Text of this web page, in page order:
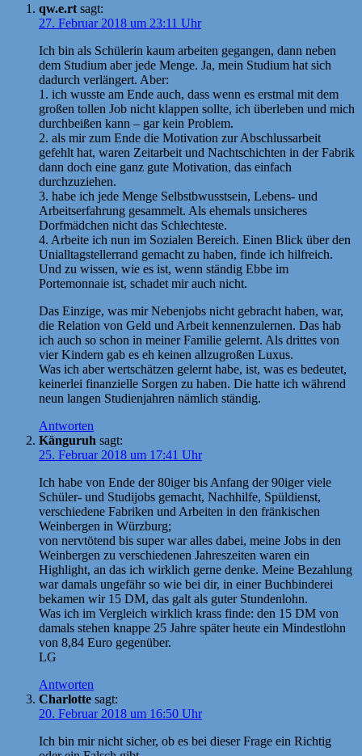
qw.e.rt sagt:
27. Februar 2018 um 23:11 Uhr
Ich bin als Schülerin kaum arbeiten gegangen, dann neben
dem Studium aber jede Menge. Ja, mein Studium hat sich
dadurch verlängert. Aber:
1. ich wusste am Ende auch, dass wenn es erstmal mit dem
großen tollen Job nicht klappen sollte, ich überleben und mich
durchbeißen kann – gar kein Problem.
2. als mir zum Ende die Motivation zur Abschlussarbeit
gefehlt hat, waren Zeitarbeit und Nachtschichten in der Fabrik
dann doch eine ganz gute Motivation, das einfach
durchzuziehen.
3. habe ich jede Menge Selbstbwusstsein, Lebens- und
Arbeitserfahrung gesammelt. Als ehemals unsicheres
Dorfmädchen nicht das Schlechteste.
4. Arbeite ich nun im Sozialen Bereich. Einen Blick über den
Unialltagstellerrand gemacht zu haben, finde ich hilfreich.
Und zu wissen, wie es ist, wenn ständig Ebbe im
Portemonnaie ist, schadet mir auch nicht.
Das Einzige, was mir Nebenjobs nicht gebracht haben, war,
die Relation von Geld und Arbeit kennenzulernen. Das hab
ich auch so schon in meiner Familie gelernt. Als drittes von
vier Kindern gab es eh keinen allzugroßen Luxus.
Was ich aber wertschätzen gelernt habe, ist, was es bedeutet,
keinerlei finanzielle Sorgen zu haben. Die hatte ich während
neun langen Studienjahren nämlich ständig.
Antworten
Känguruh sagt:
25. Februar 2018 um 17:41 Uhr
Ich habe von Ende der 80iger bis Anfang der 90iger viele
Schüler- und Studijobs gemacht, Nachhilfe, Spüldienst,
verschiedene Fabriken und Arbeiten in den fränkischen
Weinbergen in Würzburg;
von nervtötend bis super war alles dabei, meine Jobs in den
Weinbergen zu verschiedenen Jahreszeiten waren ein
Highlight, an das ich wirklich gerne denke. Meine Bezahlung
war damals ungefähr so wie bei dir, in einer Buchbinderei
bekamen wir 15 DM, das galt als guter Stundenlohn.
Was ich im Vergleich wirklich krass finde: den 15 DM von
damals stehen knappe 25 Jahre später heute ein Mindestlohn
von 8,84 Euro gegenüber.
LG
Antworten
Charlotte sagt:
20. Februar 2018 um 16:50 Uhr
Ich bin mir nicht sicher, ob es bei dieser Frage ein Richtig